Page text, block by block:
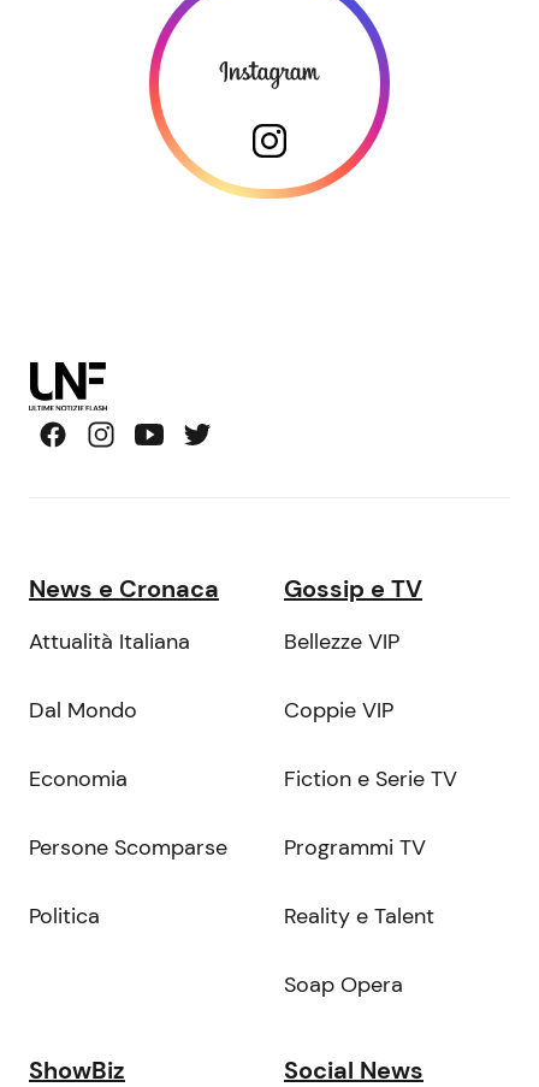
News e Cronaca
Attualità Italiana
Dal Mondo
Economia
Persone Scomparse
Politica
Gossip e TV
Bellezze VIP
Coppie VIP
Fiction e Serie TV
Programmi TV
Reality e Talent
Soap Opera
ShowBiz Social News